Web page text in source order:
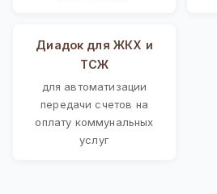
Диадок для ЖКХ и
ТСЖ
для автоматизации
передачи счетов на
оплату коммунальных
услуг